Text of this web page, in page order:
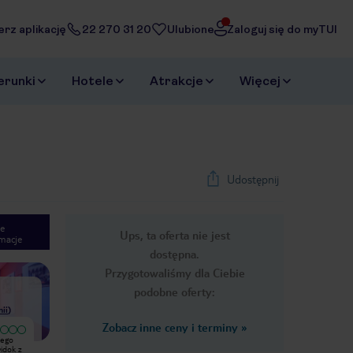
aplikację 22 270 31 20 Ulubione Zaloguj się do myTUI
Hotele Atrakcje Więcej
Udostępnij
Ups, ta oferta nie jest
dostępna.
Przygotowaliśmy dla Ciebie
podobne oferty:
Zobacz inne ceny i terminy »
Next slide
1/53
)
z